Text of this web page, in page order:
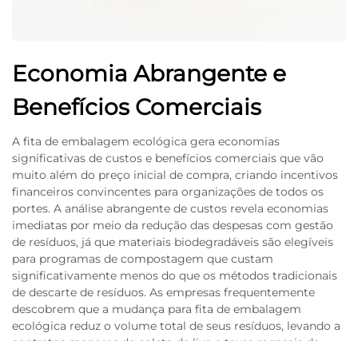
Economia Abrangente e
Benefícios Comerciais
A fita de embalagem ecológica gera economias
significativas de custos e benefícios comerciais que vão
muito além do preço inicial de compra, criando incentivos
financeiros convincentes para organizações de todos os
portes. A análise abrangente de custos revela economias
imediatas por meio da redução das despesas com gestão
de resíduos, já que materiais biodegradáveis são elegíveis
para programas de compostagem que custam
significativamente menos do que os métodos tradicionais
de descarte de resíduos. As empresas frequentemente
descobrem que a mudança para fita de embalagem
ecológica reduz o volume total de seus resíduos, levando a